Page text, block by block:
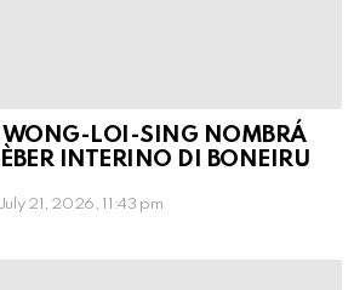
WONG-LOI-SING NOMBRÁ
INTERINO DI BONEIRU
July 21, 2026, 11:43 pm